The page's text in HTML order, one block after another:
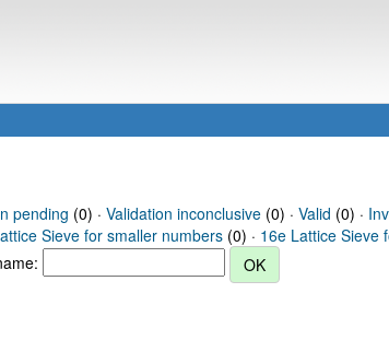
pending (0) · Validation inconclusive(0) · Valid (0) ·
Sieve for smaller numbers (0) · 16e Lattice Sieve